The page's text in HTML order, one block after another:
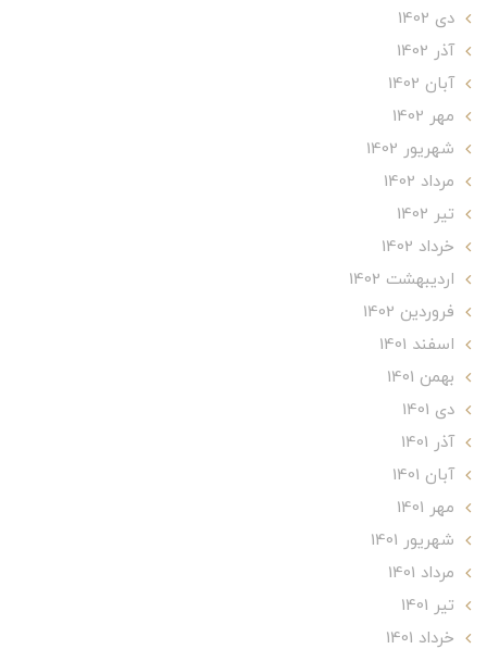
دی 1402
آذر 1402
آبان 1402
مهر 1402
شهریور 1402
مرداد 1402
تير 1402
خرداد 1402
ارديبهشت 1402
فروردین 1402
اسفند 1401
بهمن 1401
دی 1401
آذر 1401
آبان 1401
مهر 1401
شهریور 1401
مرداد 1401
تير 1401
خرداد 1401